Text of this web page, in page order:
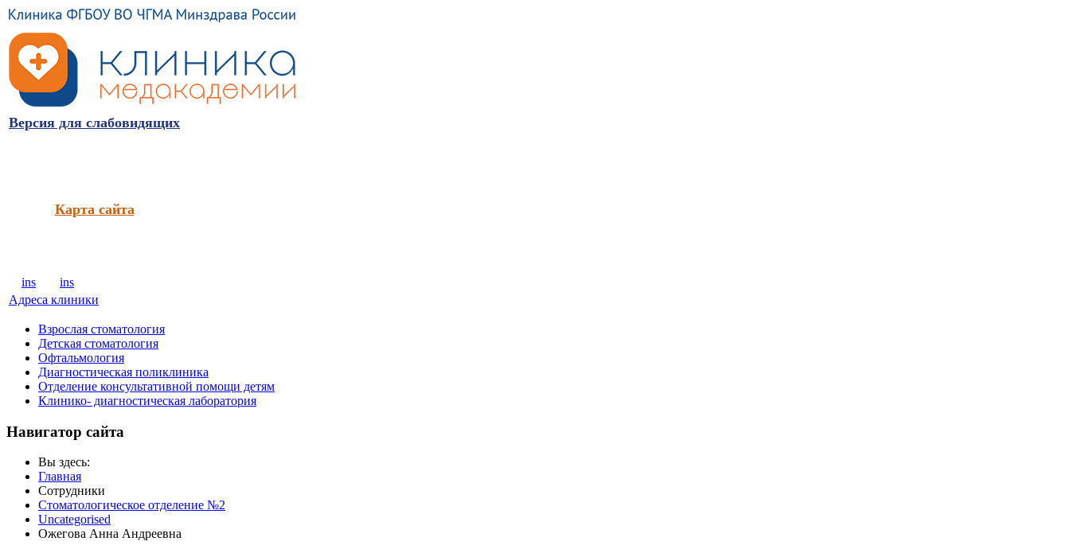
Версия для слабовидящих
Карта сайта
ins
ins
Адреса клиники
Взрослая стоматология
Детская стоматология
Офтальмология
Диагностическая поликлиника
Отделение консультативной помощи детям
Клинико- диагностическая лаборатория
Навигатор сайта
Вы здесь:
Главная
Сотрудники
Стоматологическое отделение №2
Uncategorised
Ожегова Анна Андреевна